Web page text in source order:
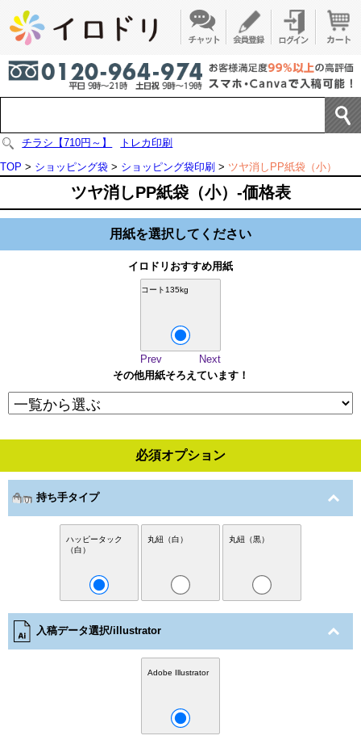
チラシ【710円～】
トレカ印刷
TOP > ショッピング袋 > ショッピング袋印刷 > ツヤ消しPP紙袋（小）
ツヤ消しPP紙袋（小）-価格表
用紙を選択してください
イロドリおすすめ用紙
コート135kg
Prev
Next
その他用紙そろえています！
必須オプション
持ち手タイプ
ハッピータック
（白）
丸紐（白） 丸紐（黒）
入稿データ選択/illustrator
Adobe Illustrator